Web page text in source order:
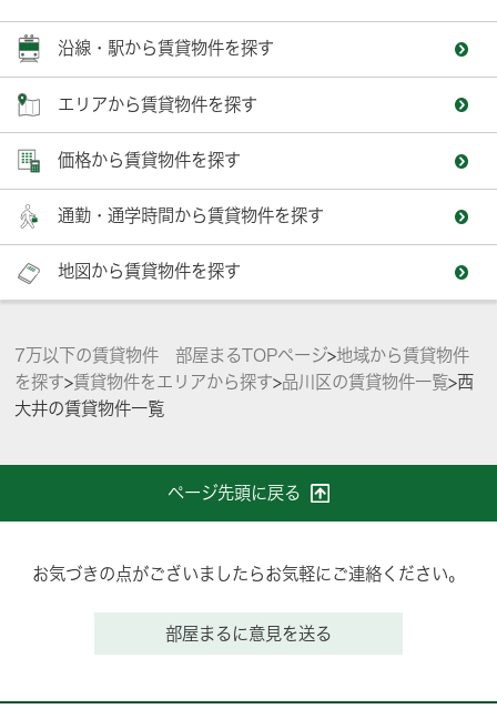
沿線・駅から賃貸物件を探す
エリアから賃貸物件を探す
価格から賃貸物件を探す
通勤・通学時間から賃貸物件を探す
地図から賃貸物件を探す
7万以下の賃貸物件 部屋まるTOPページ>地域から賃貸物件
を探す>賃貸物件をエリアから探す>品川区の賃貸物件一覧>西
大井の賃貸物件一覧
ページ先頭に戻る
お気づきの点がございましたらお気軽にご連絡ください。
部屋まるに意見を送る